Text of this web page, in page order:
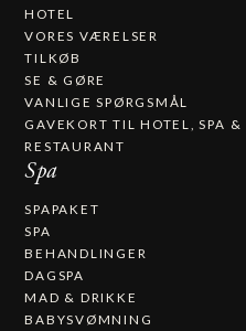
HOTEL
VORES VÆRELSER
TILKØB
SE & GØRE
VANLIGE SPØRGSMÅL
GAVEKORT TIL HOTEL, SPA &
RESTAURANT​
Spa
SPAPAKET
SPA
BEHANDLINGER
DAGSPA
MAD & DRIKKE
BABYSVØMNING